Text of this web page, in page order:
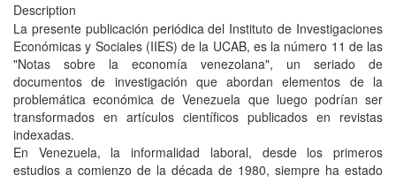
Description
La presente publicación periódica del Instituto de Investigaciones
Económicas y Sociales (IIES) de la UCAB, es la número 11 de las
"Notas sobre la economía venezolana", un seriado de
documentos de investigación que abordan elementos de la
problemática económica de Venezuela que luego podrían ser
transformados en artículos científicos publicados en revistas
indexadas.
En Venezuela, la informalidad laboral, desde los primeros
estudios a comienzo de la década de 1980, siempre ha estado